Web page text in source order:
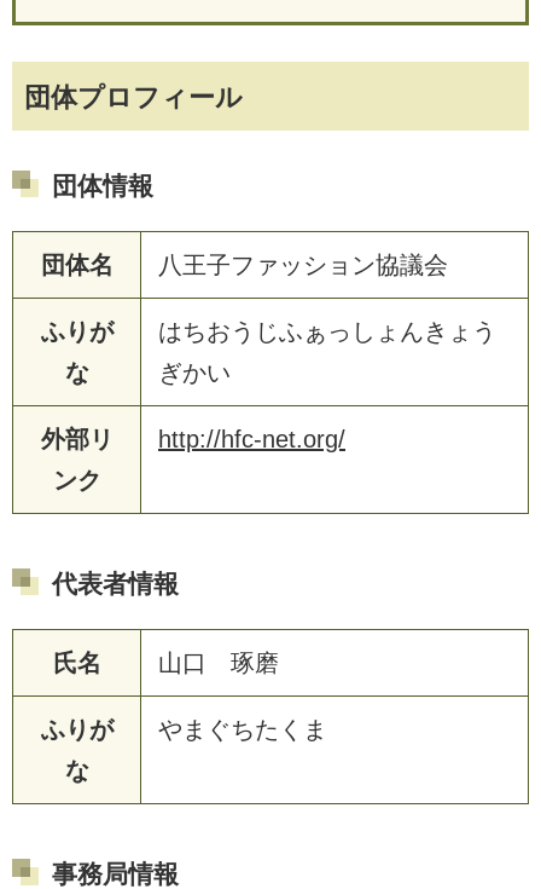
団体プロフィール
団体情報
団体名 八王子ファッション協議会
ふりが
な
はちおうじふぁっしょんきょう
ぎかい
外部リ
ンク
http://hfc-net.org/
代表者情報
氏名 山口 琢磨
ふりが
な
やまぐちたくま
事務局情報